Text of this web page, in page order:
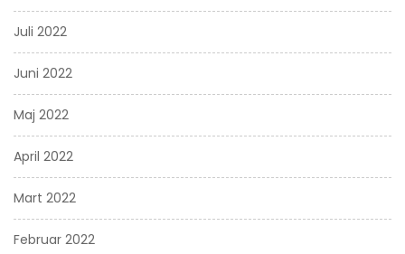
Juli 2022
Juni 2022
Maj 2022
April 2022
Mart 2022
Februar 2022